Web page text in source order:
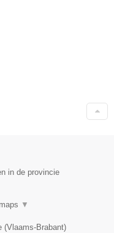
in de provincie
▼
(Vlaams-Brabant)